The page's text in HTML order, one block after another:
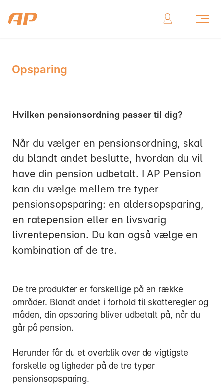
Opsparing
Hvilken pensionsordning passer til dig?
Når du vælger en pensionsordning, skal
du blandt andet beslutte, hvordan du vil
have din pension udbetalt. I AP Pension
kan du vælge mellem tre typer
pensionsopsparing: en aldersopsparing,
en ratepension eller en livsvarig
livrentepension. Du kan også vælge en
kombination af de tre.
De tre produkter er forskellige på en række
områder. Blandt andet i forhold til skatteregler og
måden, din opsparing bliver udbetalt på, når du
går på pension.
Herunder får du et overblik over de vigtigste
forskelle og ligheder på de tre typer
pensionsopsparing.
Skriv til os, hvis du har brug for hjælp
Skriv til os her
Ring til os, hvis du har brug for hjælp
Mandag:
Tirsdag:
Onsdag:
Torsdag:
3916 5000